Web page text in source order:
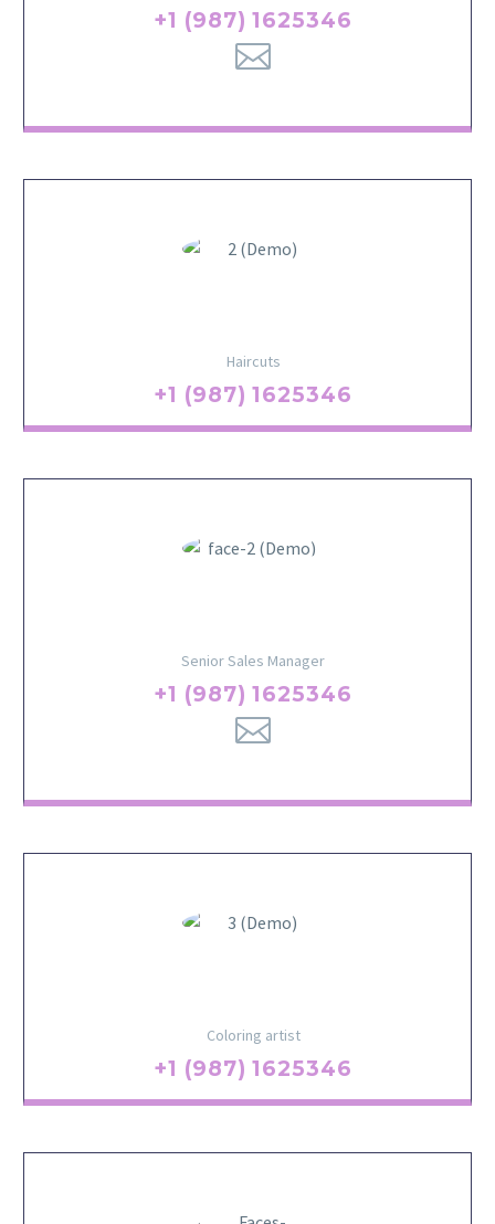
+1 (987) 1625346
Haircuts
+1 (987) 1625346
Senior Sales Manager
+1 (987) 1625346
Coloring artist
+1 (987) 1625346